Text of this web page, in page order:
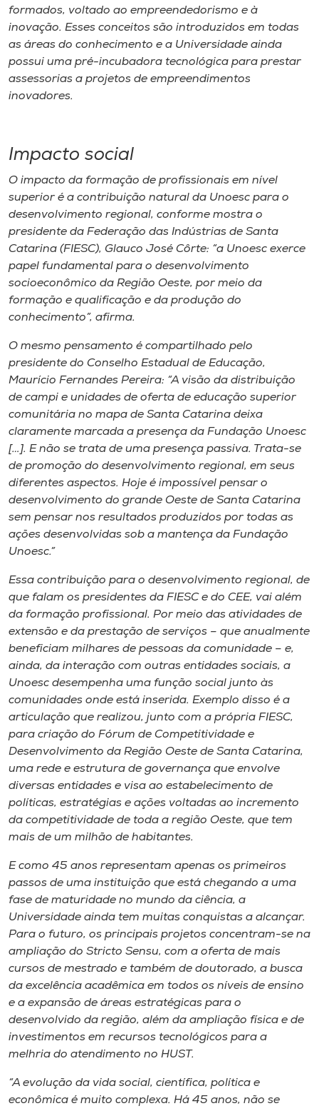
formados, voltado ao empreendedorismo e à
inovação. Esses conceitos são introduzidos em todas
as áreas do conhecimento e a Universidade ainda
possui uma pré-incubadora tecnológica para prestar
assessorias a projetos de empreendimentos
inovadores.
Impacto social
O impacto da formação de profissionais em nível
superior é a contribuição natural da Unoesc para o
desenvolvimento regional, conforme mostra o
presidente da Federação das Indústrias de Santa
Catarina (FIESC), Glauco José Côrte: “a Unoesc exerce
papel fundamental para o desenvolvimento
socioeconômico da Região Oeste, por meio da
formação e qualificação e da produção do
conhecimento”, afirma.
O mesmo pensamento é compartilhado pelo
presidente do Conselho Estadual de Educação,
Maurício Fernandes Pereira: “A visão da distribuição
de campi e unidades de oferta de educação superior
comunitária no mapa de Santa Catarina deixa
claramente marcada a presença da Fundação Unoesc
[…]. E não se trata de uma presença passiva. Trata-se
de promoção do desenvolvimento regional, em seus
diferentes aspectos. Hoje é impossível pensar o
desenvolvimento do grande Oeste de Santa Catarina
sem pensar nos resultados produzidos por todas as
ações desenvolvidas sob a mantença da Fundação
Unoesc.”
Essa contribuição para o desenvolvimento regional, de
que falam os presidentes da FIESC e do CEE, vai além
da formação profissional. Por meio das atividades de
extensão e da prestação de serviços – que anualmente
beneficiam milhares de pessoas da comunidade – e,
ainda, da interação com outras entidades sociais, a
Unoesc desempenha uma função social junto às
comunidades onde está inserida. Exemplo disso é a
articulação que realizou, junto com a própria FIESC,
para criação do Fórum de Competitividade e
Desenvolvimento da Região Oeste de Santa Catarina,
uma rede e estrutura de governança que envolve
diversas entidades e visa ao estabelecimento de
políticas, estratégias e ações voltadas ao incremento
da competitividade de toda a região Oeste, que tem
mais de um milhão de habitantes.
E como 45 anos representam apenas os primeiros
passos de uma instituição que está chegando a uma
fase de maturidade no mundo da ciência, a
Universidade ainda tem muitas conquistas a alcançar.
Para o futuro, os principais projetos concentram-se na
ampliação do Stricto Sensu, com a oferta de mais
cursos de mestrado e também de doutorado, a busca
da excelência acadêmica em todos os níveis de ensino
e a expansão de áreas estratégicas para o
desenvolvido da região, além da ampliação física e de
investimentos em recursos tecnológicos para a
melhria do atendimento no HUST.
“A evolução da vida social, científica, política e
econômica é muito complexa. Há 45 anos, não se